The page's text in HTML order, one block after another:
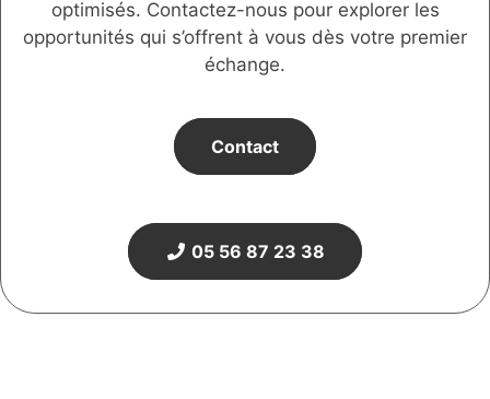
optimisés. Contactez-nous pour explorer les
opportunités qui s’offrent à vous dès votre premier
échange.
Contact
05 56 87 23 38